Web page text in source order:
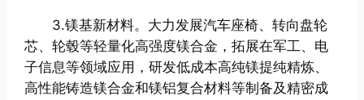
3.镁基新材料。大力发展汽车座椅、转向盘轮
芯、轮毂等轻量化高强度镁合金，拓展在军工、电
子信息等领域应用，研发低成本高纯镁提纯精炼、
高性能铸造镁合金和镁铝复合材料等制备及精密成